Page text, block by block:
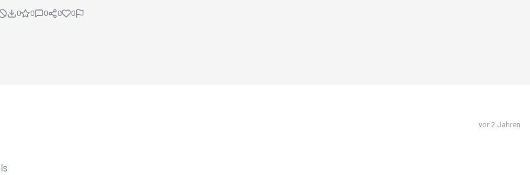
0 0 0 0 0
vor 2 Jahren